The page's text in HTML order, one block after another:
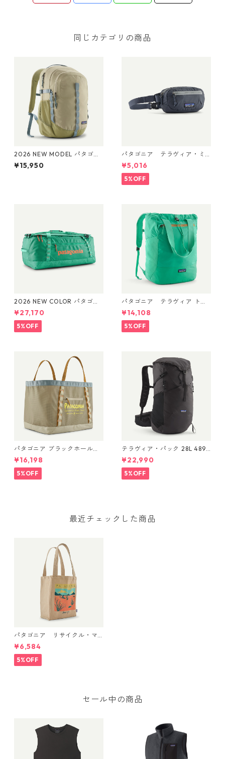
同じカテゴリの商品
2026 NEW MODEL パタゴニ
ア レフュジオ・デイパック 2
6L Weathered Stone 47914
¥15,950
パタゴニア テラヴィア・ミ
ニ・ヒップ・パック 1L (カラ
ー Smolder Blue) Patagonia
Terravia Mini Hip Pack 1L 日
本正規品 製品番号 49448
¥5,016
5%OFF
2026 NEW COLOR パタゴニ
ア ブラックホール・ダッフ
ル 70L (カラー Aqua Stone)
Patagonia Black Hole® Duff
el 70L 日本正規品 製品番号
¥27,170
5%OFF
パタゴニア テラヴィア トー
ト パック 24L Aqua Stone 48
814 Patagonia Terravia Tote
Pack 24L 日本正規品
¥14,108
5%OFF
パタゴニア ブラックホール・
ギア・トート 61L Water Peop
le Banner: Weathered Stone
49276 Black Hole® Gear
Tote 61L 日本正規品
¥16,198
5%OFF
テラヴィア・パック 28L 48911
Black
¥22,990
5%OFF
最近チェックした商品
パタゴニア リサイクル・マ
ーケット・トート (カラー D
esert Glow: Classic Tan) Pat
agonia Recycled Market Tot
e 日本正規品 製品番号 5925
¥6,584
5%OFF
セール中の商品